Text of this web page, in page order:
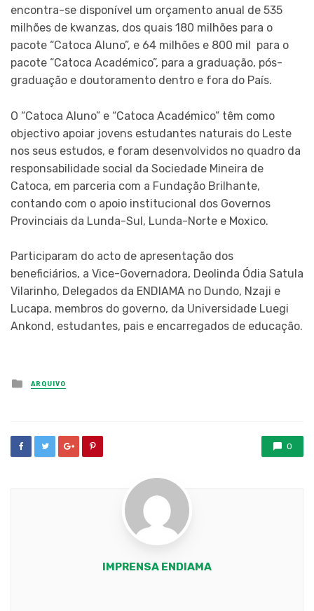
encontra-se disponível um orçamento anual de 535
milhões de kwanzas, dos quais 180 milhões para o
pacote “Catoca Aluno”, e 64 milhões e 800 mil para o
pacote “Catoca Académico”, para a graduação, pós-
graduação e doutoramento dentro e fora do País.
O “Catoca Aluno” e “Catoca Académico” têm como
objectivo apoiar jovens estudantes naturais do Leste
nos seus estudos, e foram desenvolvidos no quadro da
responsabilidade social da Sociedade Mineira de
Catoca, em parceria com a Fundação Brilhante,
contando com o apoio institucional dos Governos
Provinciais da Lunda-Sul, Lunda-Norte e Moxico.
Participaram do acto de apresentação dos
beneficiários, a Vice-Governadora, Deolinda Ódia Satula
Vilarinho, Delegados da ENDIAMA no Dundo, Nzaji e
Lucapa, membros do governo, da Universidade Luegi
Ankond, estudantes, pais e encarregados de educação.
Posted
in
ARQUIVO
0
IMPRENSA ENDIAMA